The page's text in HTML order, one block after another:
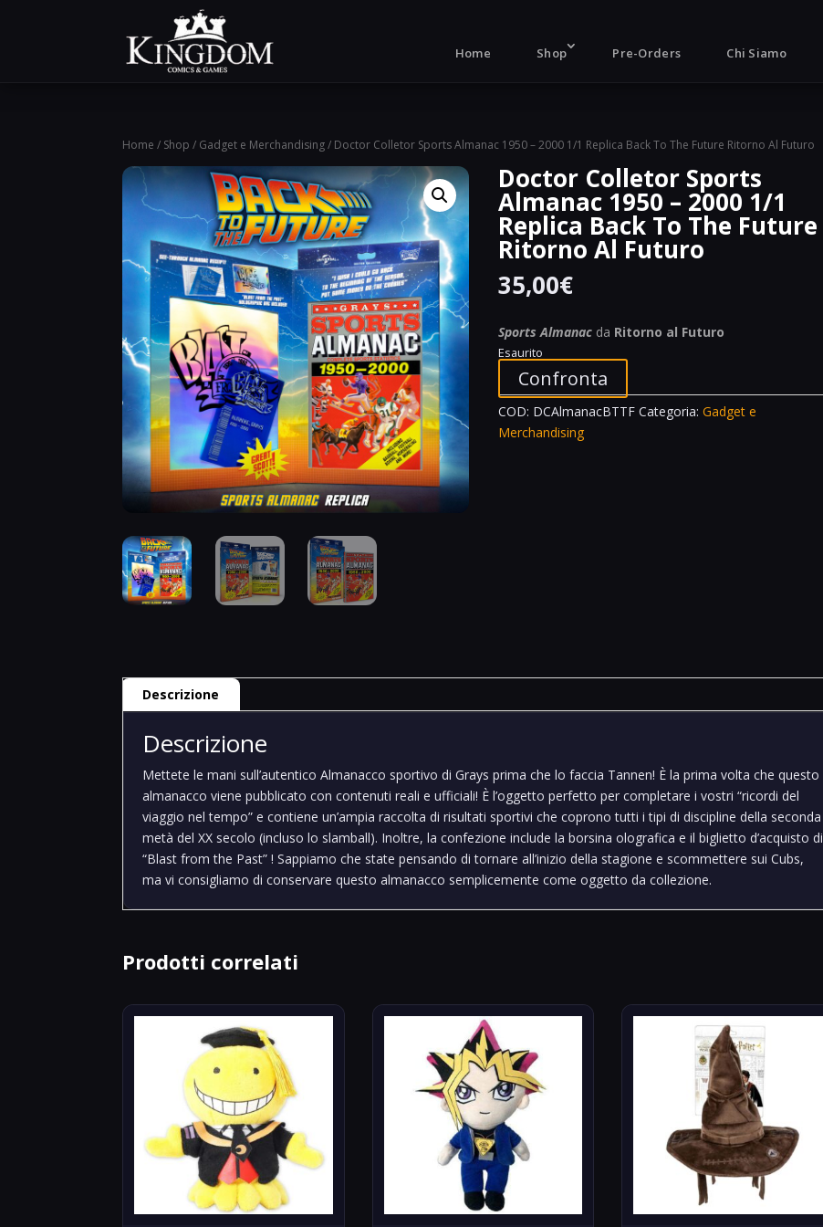
Home Shop Pre-Orders Chi Siamo
Home / Shop / Gadget e Merchandising/ Doctor Colletor Sports Almanac 1950 – 2000 1/1 Replica Back To The Future Ritorno Al Futuro
Doctor Colletor Sports
Almanac 1950 – 2000 1/1
Replica Back To The Future
Ritorno Al Futuro
35,00€
Sports Almanac da Ritorno al Futuro
Esaurito
Confronta
COD: DCAlmanacBTTF Categoria:Gadget e
Merchandising
Descrizione
Descrizione
Mettete le mani sull’autentico Almanacco sportivo di Grays prima che lo faccia Tannen! È la prima volta che questo
almanacco viene pubblicato con contenuti reali e ufficiali! È l’oggetto perfetto per completare i vostri “ricordi del
viaggio nel tempo” e contiene un’ampia raccolta di risultati sportivi che coprono tutti i tipi di discipline della seconda
metà del XX secolo (incluso lo slamball). Inoltre, la confezione include la borsina olografica e il biglietto d’acquisto di
“Blast from the Past” ! Sappiamo che state pensando di tornare all’inizio della stagione e scommettere sui Cubs,
ma vi consigliamo di conservare questo almanacco semplicemente come oggetto da collezione.
Prodotti correlati